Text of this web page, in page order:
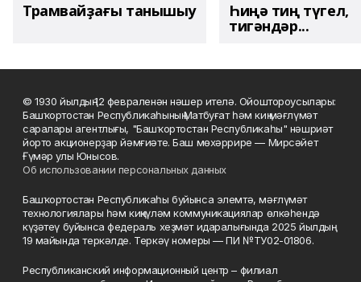
Трамвайҙағы танышыу Һиңә тиң түгел,
тигәндәр...
© 1930 йылдың 12 февраленән нәшер ителә. Ойоштороусылары:
Башҡортостан Республикаһының Матбуғат һәм киң мәғлүмәт
саралары агентлығы, "Башҡортостан Республикаһы" нәшриәт
йорто акционерҙар йәмғиәте. Баш мөхәррире — Мирсәйет
Ғүмәр улы Юнысов.
Об использовании персональных данных
Башҡортостан Республикаһы буйынса элемтә, мәғлүмәт
технологиялары һәм киңкүләм коммуникациялар өлкәһендә
күҙәтеү буйынса федераль хеҙмәт идаралығында 2025 йылдың
19 майында теркәлде. Теркәү номеры — ПИ №ТУ02-01806.
Республиканский информационный центр – филиал